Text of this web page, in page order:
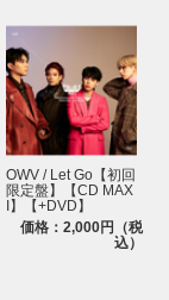
OWV / Let Go【初回
限定盤】【CD MAX
I】【+DVD】
価格：2,000円（税
込）